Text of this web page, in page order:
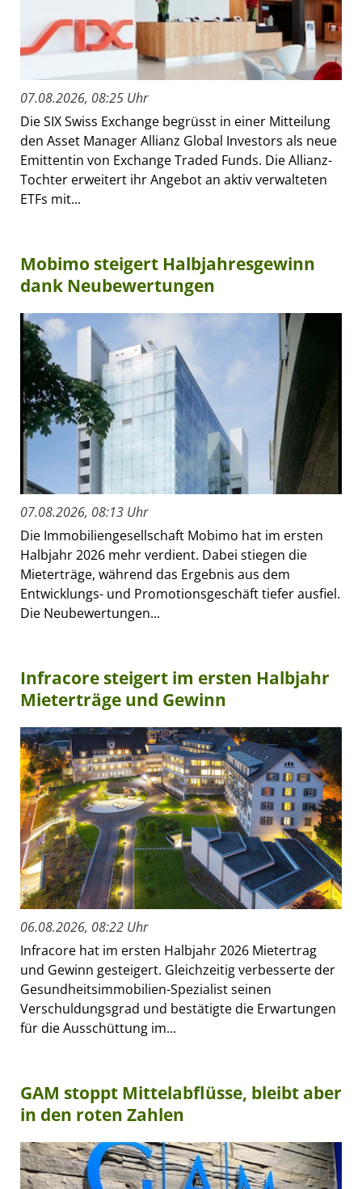
07.08.2026, 08:25 Uhr
Die SIX Swiss Exchange begrüsst in einer Mitteilung
den Asset Manager Allianz Global Investors als neue
Emittentin von Exchange Traded Funds. Die Allianz-
Tochter erweitert ihr Angebot an aktiv verwalteten
ETFs mit...
Mobimo steigert Halbjahresgewinn
dank Neubewertungen
07.08.2026, 08:13 Uhr
Die Immobiliengesellschaft Mobimo hat im ersten
Halbjahr 2026 mehr verdient. Dabei stiegen die
Mieterträge, während das Ergebnis aus dem
Entwicklungs- und Promotionsgeschäft tiefer ausfiel.
Die Neubewertungen...
Infracore steigert im ersten Halbjahr
Mieterträge und Gewinn
06.08.2026, 08:22 Uhr
Infracore hat im ersten Halbjahr 2026 Mietertrag
und Gewinn gesteigert. Gleichzeitig verbesserte der
Gesundheitsimmobilien-Spezialist seinen
Verschuldungsgrad und bestätigte die Erwartungen
für die Ausschüttung im...
GAM stoppt Mittelabflüsse, bleibt aber
in den roten Zahlen